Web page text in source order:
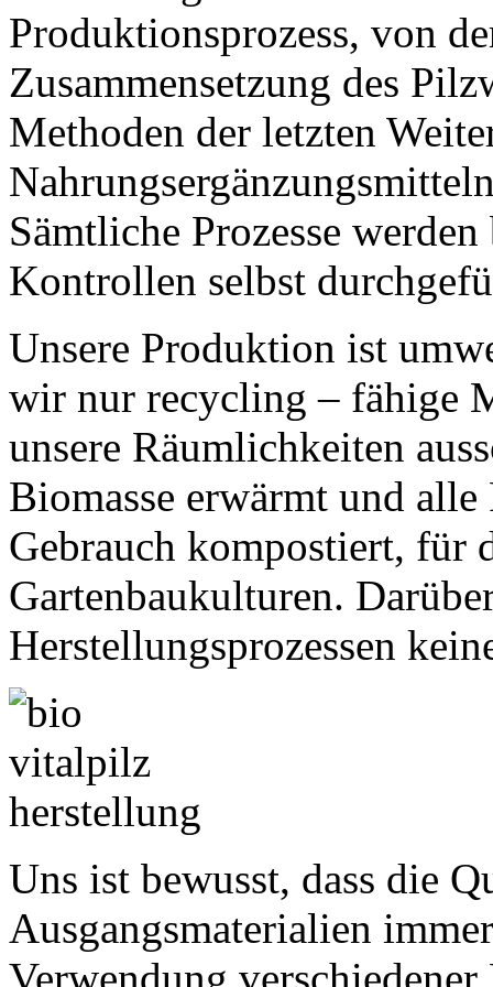
Produktionsprozess, von
Zusammensetzung des
Methoden der letzten
Sämtliche Prozesse
Kontrollen selbst
Unsere Produktion ist
wir nur recycling – fähige
unsere Räumlichkeiten
Biomasse erwärmt und
Gebrauch kompostiert, für
Gartenbaukulturen.
Herstellungsprozessen
Uns ist bewusst, dass die
Ausgangsmaterialien